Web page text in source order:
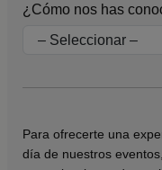
¿Cómo nos has
Para ofrecerte una
día de nuestros